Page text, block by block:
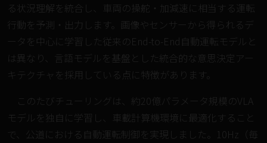
る状況理解を統合し、車両の操舵・加減速に相当する運転
行動を予測・出力します。画像やセンサーから得られるデ
ータを中心に学習した従来のEnd-to-End自動運転モデルと
は異なり、言語モデルを基盤とした統合的な意思決定アー
キテクチャを採用している点に特徴があります。
このたびチューリングは、約20億パラメータ規模のVLA
モデルを独自に学習し、車載計算機環境に最適化すること
で、公道における自動運転制御を実現しました。10Hz（毎